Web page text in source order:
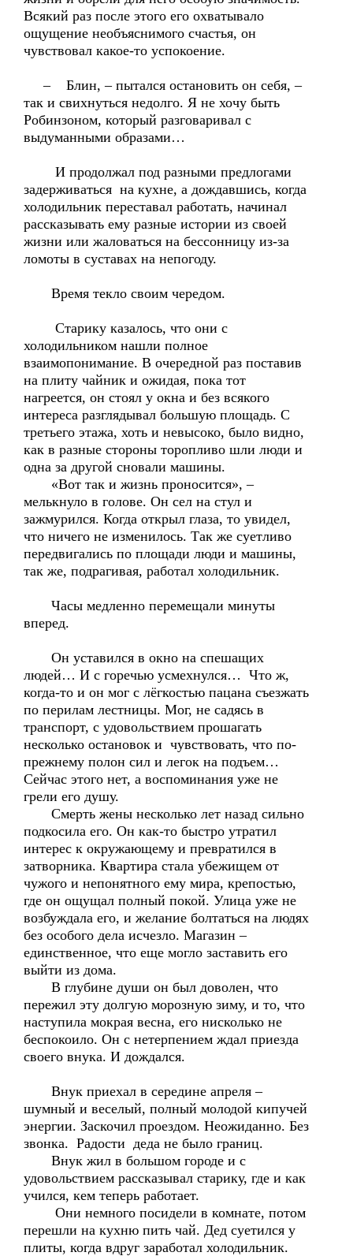
Всякий раз после этого его охватывало
ощущение необъяснимого счастья, он
чувствовал какое-то успокоение.
– Блин, – пытался остановить он себя, –
так и свихнуться недолго. Я не хочу быть
Робинзоном, который разговаривал с
выдуманными образами…
И продолжал под разными предлогами
задерживаться на кухне, а дождавшись, когда
холодильник переставал работать, начинал
рассказывать ему разные истории из своей
жизни или жаловаться на бессонницу из-за
ломоты в суставах на непогоду.
Время текло своим чередом.
Старику казалось, что они с
холодильником нашли полное
взаимопонимание. В очередной раз поставив
на плиту чайник и ожидая, пока тот
нагреется, он стоял у окна и без всякого
интереса разглядывал большую площадь. С
третьего этажа, хоть и невысоко, было видно,
как в разные стороны торопливо шли люди и
одна за другой сновали машины.
«Вот так и жизнь проносится», –
мелькнуло в голове. Он сел на стул и
зажмурился. Когда открыл глаза, то увидел,
что ничего не изменилось. Так же суетливо
передвигались по площади люди и машины,
так же, подрагивая, работал холодильник.
Часы медленно перемещали минуты
вперед.
Он уставился в окно на спешащих
людей… И с горечью усмехнулся… Что ж,
когда-то и он мог с лёгкостью пацана съезжать
по перилам лестницы. Мог, не садясь в
транспорт, с удовольствием прошагать
несколько остановок и чувствовать, что по-
прежнему полон сил и легок на подъем…
Сейчас этого нет, а воспоминания уже не
грели его душу.
Смерть жены несколько лет назад сильно
подкосила его. Он как-то быстро утратил
интерес к окружающему и превратился в
затворника. Квартира стала убежищем от
чужого и непонятного ему мира, крепостью,
где он ощущал полный покой. Улица уже не
возбуждала его, и желание болтаться на людях
без особого дела исчезло. Магазин –
единственное, что еще могло заставить его
выйти из дома.
В глубине души он был доволен, что
пережил эту долгую морозную зиму, и то, что
наступила мокрая весна, его нисколько не
беспокоило. Он с нетерпением ждал приезда
своего внука. И дождался.
Внук приехал в середине апреля –
шумный и веселый, полный молодой кипучей
энергии. Заскочил проездом. Неожиданно. Без
звонка. Радости деда не было границ.
Внук жил в большом городе и с
удовольствием рассказывал старику, где и как
учился, кем теперь работает.
Они немного посидели в комнате, потом
перешли на кухню пить чай. Дед суетился у
плиты, когда вдруг заработал холодильник.